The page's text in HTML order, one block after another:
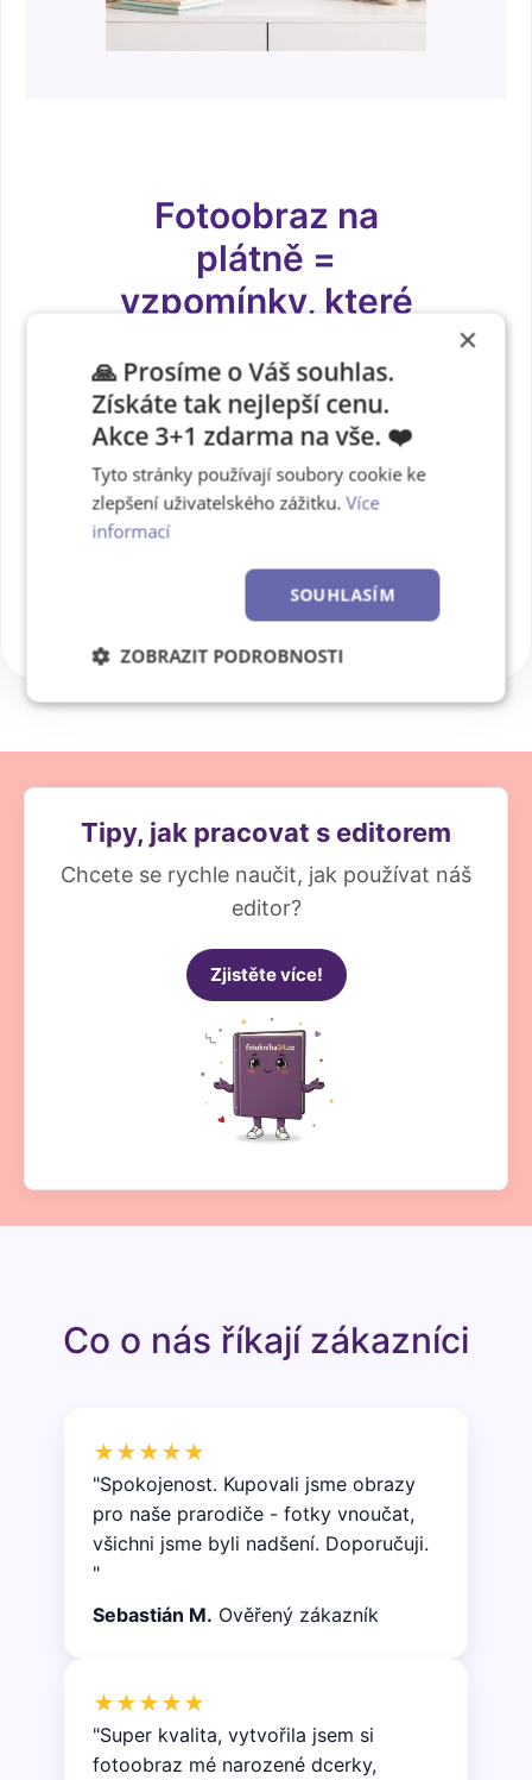
Fotoobraz na
plátně =
vzpomínky, které
Vzpomínky v dlaních, ne v
mobilu. Pevná vazba s
okénkem pro váš jedinečnou
fotku.
nyní.
Tipy, jak pracovat s editorem
Chcete se rychle naučit, jak používat náš
editor?
Zjistěte více!
Co o nás říkají zákazníci
★★★★★
"Spokojenost. Kupovali jsme obrazy
pro naše prarodiče - fotky vnoučat,
všichni jsme byli nadšení. Doporučuji.
"
Sebastián M. Ověřený zákazník
★★★★★
"Super kvalita, vytvořila jsem si
fotoobraz mé narozené dcerky,
×
🙏 Prosíme o Váš souhlas.
Získáte tak nejlepší cenu.
Akce 3+1 zdarma na vše. ❤️
Tyto stránky používají soubory cookie ke
zlepšení uživatelského zážitku.Více
informací
SOUHLASÍM
ZOBRAZIT PODROBNOSTI
Nezbytně
Výkonové
Soubory
Funkční soubory
Nezařazené